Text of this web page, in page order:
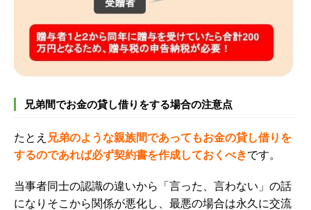
兄弟間でお金の貸し借りをする場合の注意点
たとえ 兄弟のような親族間であってもお金の貸し借りを
するのであれば必ず契約書を作成しておくべきです。
当事者同士の認識の違いから「言った、言わない」の話
になりそこから関係が悪化し、最悪の場合は永久に交流